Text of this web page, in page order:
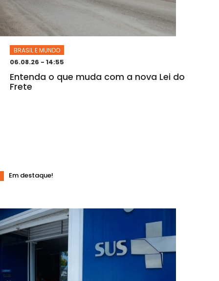
BRASIL E MUNDO
06.08.26 - 14:55
Entenda o que muda com a nova Lei do
Frete
Em destaque!